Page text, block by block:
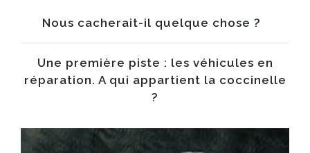
Nous cacherait-il quelque chose ?
Une première piste : les véhicules en
réparation. A qui appartient la coccinelle
?